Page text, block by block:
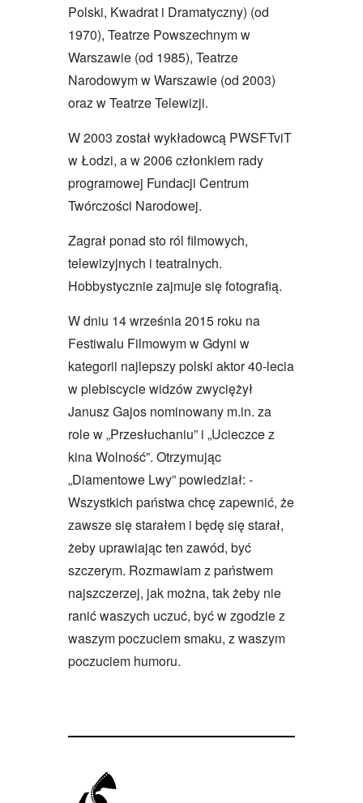
Polski, Kwadrat i Dramatyczny) (od
1970), Teatrze Powszechnym w
Warszawie (od 1985), Teatrze
Narodowym w Warszawie (od 2003)
oraz w Teatrze Telewizji.
W 2003 został wykładowcą PWSFTviT
w Łodzi, a w 2006 członkiem rady
programowej Fundacji Centrum
Twórczości Narodowej.
Zagrał ponad sto ról filmowych,
telewizyjnych i teatralnych.
Hobbystycznie zajmuje się fotografią.
W dniu 14 września 2015 roku na
Festiwalu Filmowym w Gdyni w
kategorii najlepszy polski aktor 40-lecia
w plebiscycie widzów zwyciężył
Janusz Gajos nominowany m.in. za
role w „Przesłuchaniu” i „Ucieczce z
kina Wolność”. Otrzymując
„Diamentowe Lwy” powiedział: -
Wszystkich państwa chcę zapewnić, że
zawsze się starałem i będę się starał,
żeby uprawiając ten zawód, być
szczerym. Rozmawiam z państwem
najszczerzej, jak można, tak żeby nie
ranić waszych uczuć, być w zgodzie z
waszym poczuciem smaku, z waszym
poczuciem humoru.